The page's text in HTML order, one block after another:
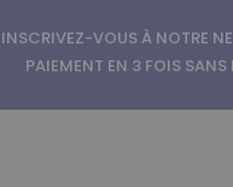
INSCRIVEZ-VOUS À NOTRE
PAIEMENT EN 3 FOIS